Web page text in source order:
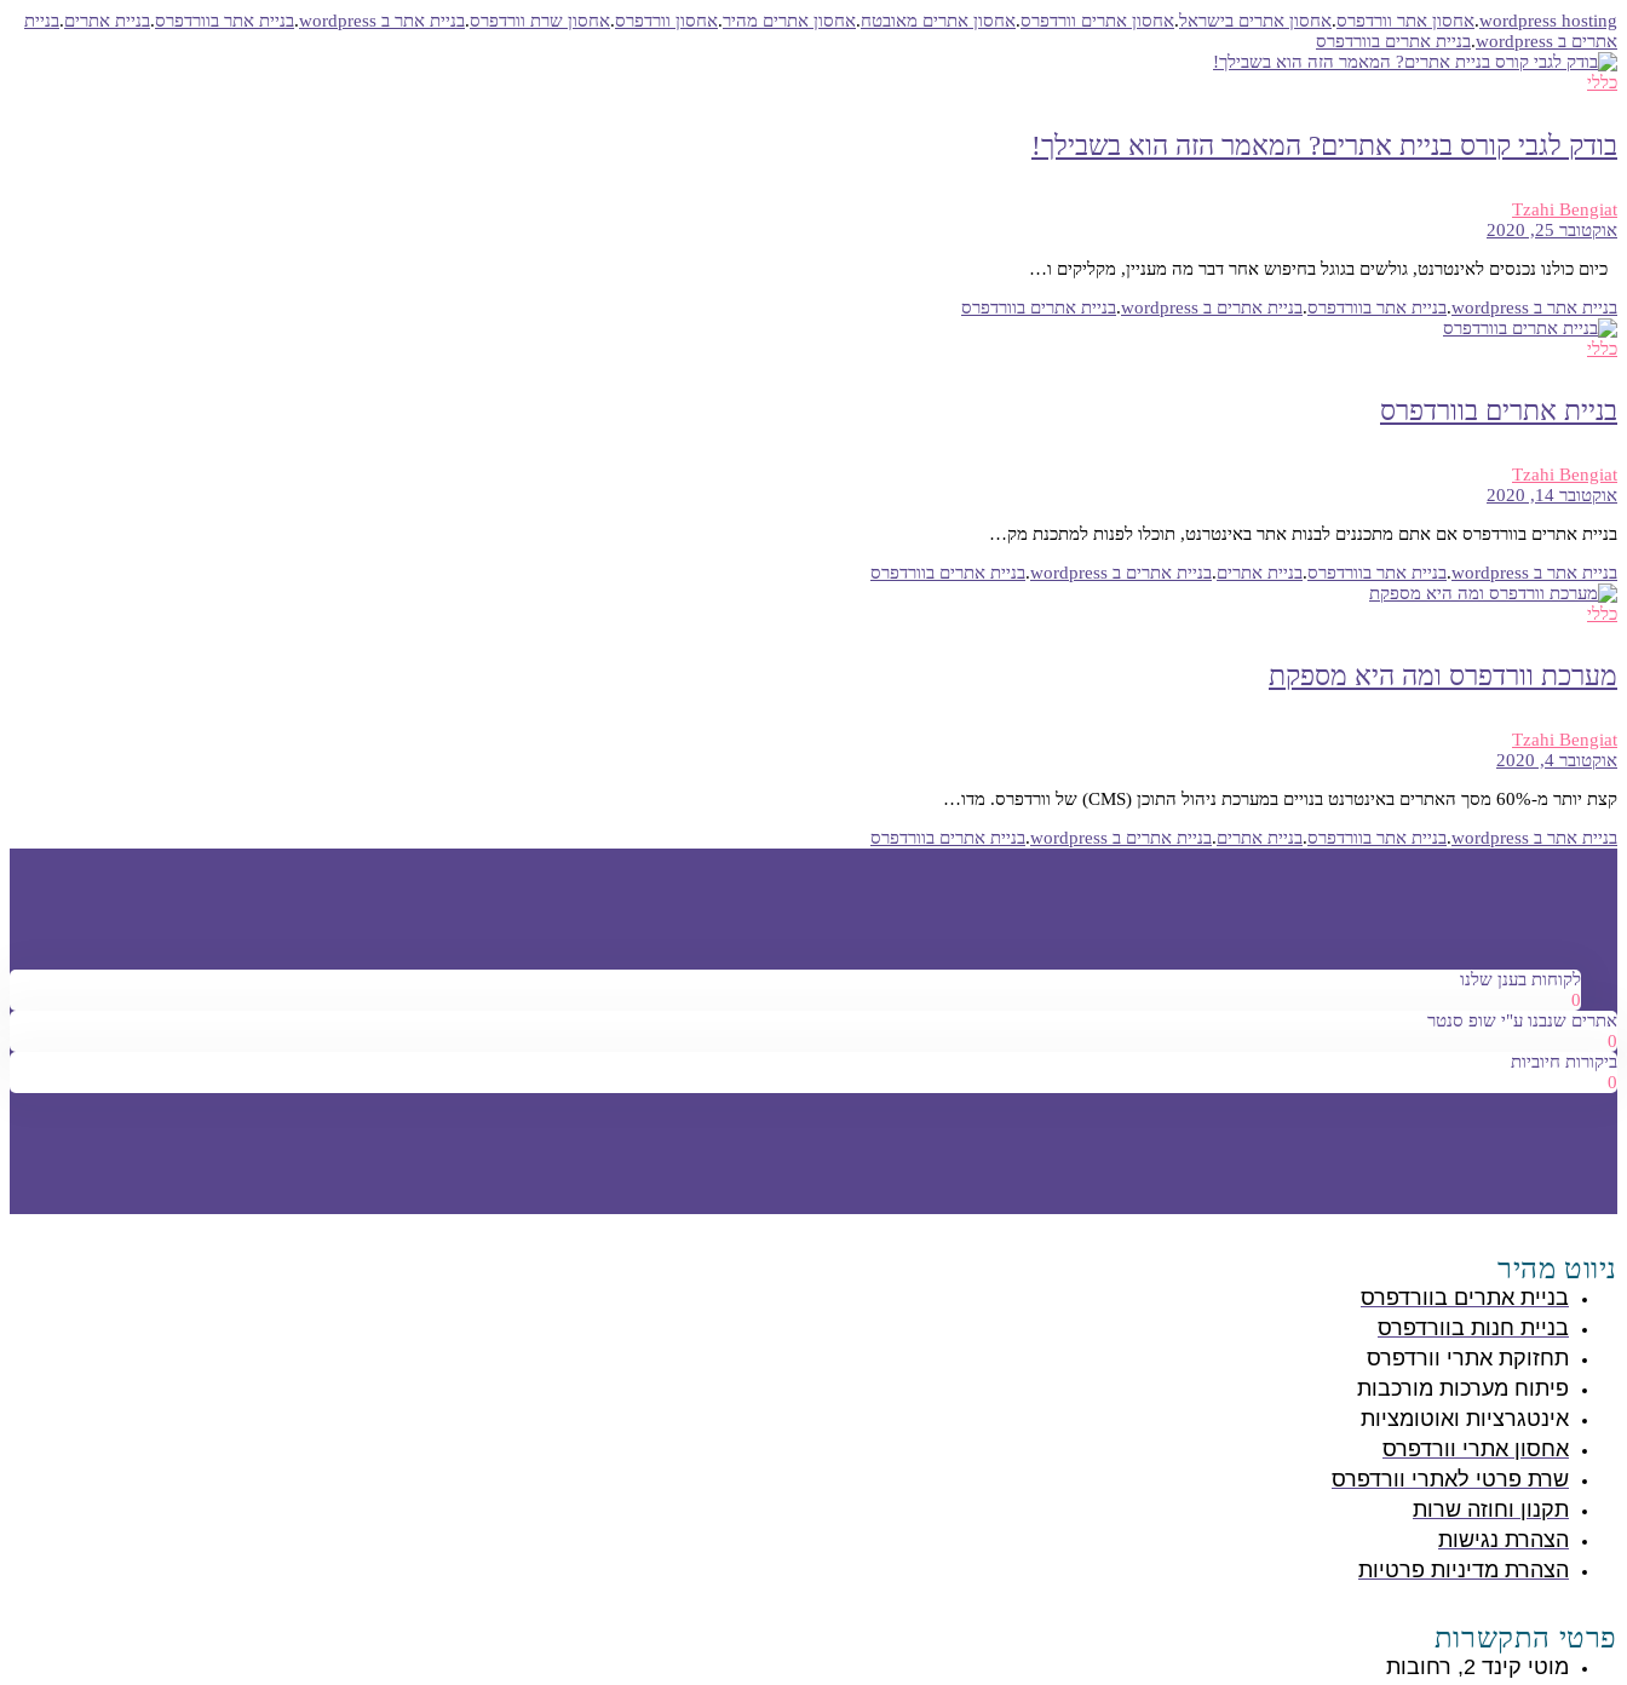
wordpress hosting
.אחסון אתר וורדפרס.אחסון אתרים בישראל.אחסון אתרים וורדפרס.אחסון אתרים מאובטח.אחסון אתרים מהיר.אחסון וורדפרס.אחסון שרת וורדפרס.בניית אתר ב wordpress .בניית אתר בוורדפרס.בניית אתרים.בניית
אתרים ב wordpress
.בניית אתרים בוורדפרס
כללי
בודק לגבי קורס בניית אתרים? המאמר הזה הוא בשבילך!
Tzahi Bengiat
אוקטובר 25, 2020
כיום כולנו נכנסים לאינטרנט, גולשים בגוגל בחיפוש אחר דבר מה מעניין, מקליקים ו…
בניית אתר ב wordpress
.בניית אתר בוורדפרס.בניית אתרים ב wordpress .בניית אתרים בוורדפרס
כללי
בניית אתרים בוורדפרס
Tzahi Bengiat
אוקטובר 14, 2020
בניית אתרים בוורדפרס אם אתם מתכננים לבנות אתר באינטרנט, תוכלו לפנות למתכנת מק…
בניית אתר ב wordpress
.בניית אתר בוורדפרס.בניית אתרים.בניית אתרים ב wordpress .בניית אתרים בוורדפרס
כללי
מערכת וורדפרס ומה היא מספקת
Tzahi Bengiat
אוקטובר 4, 2020
קצת יותר מ-60% מסך האתרים באינטרנט בנויים במערכת ניהול התוכן (CMS) של וורדפרס. מדו…
בניית אתר ב wordpress
.בניית אתר בוורדפרס.בניית אתרים.בניית אתרים ב wordpress .בניית אתרים בוורדפרס
לקוחות בענן שלנו
0
אתרים שנבנו ע"י שופ סנטר
0
ביקורות חיוביות
0
ניווט מהיר
בניית אתרים בוורדפרס
בניית חנות בוורדפרס
תחזוקת אתרי וורדפרס
פיתוח מערכות מורכבות
אינטגרציות ואוטומציות
אחסון אתרי וורדפרס
שרת פרטי לאתרי וורדפרס
תקנון וחוזה שרות
הצהרת נגישות
הצהרת מדיניות פרטיות
פרטי התקשרות
מוטי קינד 2, רחובות